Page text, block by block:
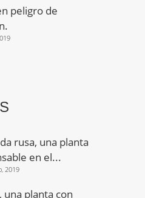
peligro de
rusa, una planta
en el...
2019
una planta con